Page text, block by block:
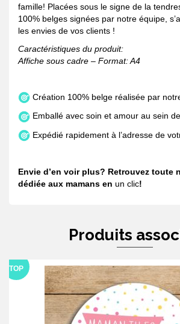
famille! Placées sous le signe de la
100% belges signées par notre équipe,
les envies de vos clients !
Caractéristiques du produit:
Affiche sous cadre – Format: A4
Création 100% belge réalisée par
Emballé avec soin et amour au sein
Expédié rapidement à l’adresse de
Envie d’en voir plus? Retrouvez toute
dédiée aux mamans en un clic!
Produits
TOP